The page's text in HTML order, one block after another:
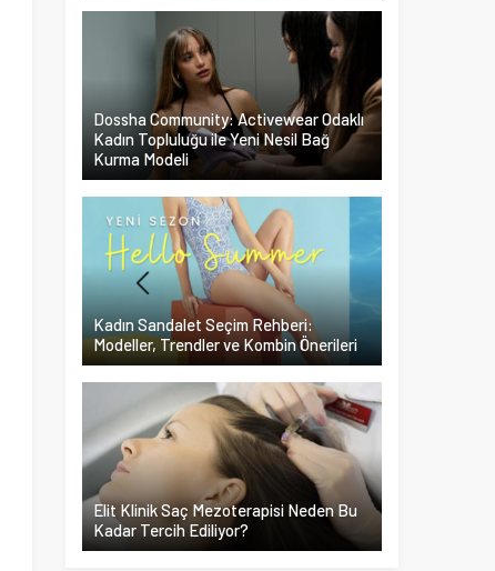
Dossha Community: Activewear Odaklı
Kadın Topluluğu ile Yeni Nesil Bağ
Kurma Modeli
Kadın Sandalet Seçim Rehberi:
Modeller, Trendler ve Kombin Önerileri
Elit Klinik Saç Mezoterapisi Neden Bu
Kadar Tercih Ediliyor?